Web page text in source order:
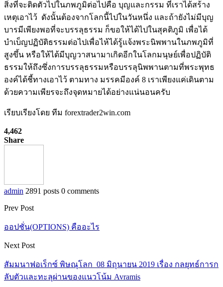
สิ่งที่จะติดตัวไปในภพภูมิต่อไปคือ บุญและกรรม ที่เราได้สร้าง
เหตุเอาไว้ ดังนั้นต้องจากโลกนี้ไปในวันหนึ่ง และถ้ายังไม่มีบุญ
บารมีเพียงพอที่จะบรรลุธรรม ก็ขอให้ได้ไปในสุคติภูมิ เพื่อได้
บำเบ็ญปฏิบัติธรรมต่อไปเพื่อไห้ได้รู้แจ้งพระนิพพานในภพภูมิที่
สูงขึ้น หรือให้ได้มีบุญวาสนามาเกิดอีกในโลกมนุษย์เพื่อปฏิบัติ
ธรรมให้ถึงซึ่งการบรรลุธรรมหรือบรรลุนิพพานตามที่พระพุทธ
องค์ได้ชี้ทางเอาไว้ ตามทาง มรรคมีองค์ 8 เราเพียงแค่เดินตาม
ด้วยความเพียรจะถึงจุดหมายได้อย่างแน่นอนครับ
เรียบเรียงโดย ทีม forextrader2win.com
4,462
Share
admin 2891 posts 0 comments
Prev Post
ออปชั่น(OPTIONS) คืออะไร
Next Post
สัมมนาฟอเร็กซ์ พิษณุโลก 08 มิถุนายน 2019 เรื่อง กลยุทธ์การก
ลับตัวและทะลุผ่านของแนวโน้ม Avramis